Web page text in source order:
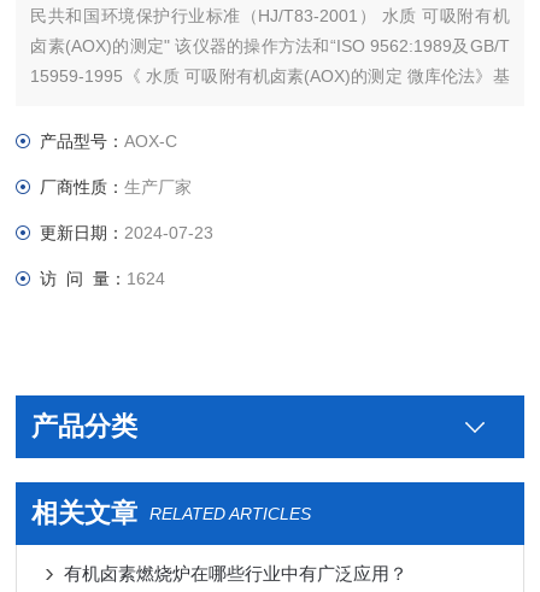
民共和国环境保护行业标准（HJ/T83-2001） 水质 可吸附有机
卤素(AOX)的测定" 该仪器的操作方法和“ISO 9562:1989及GB/T
15959-1995《 水质 可吸附有机卤素(AOX)的测定 微库伦法》基
的无机卤素离子
产品型号：AOX-C
厂商性质：生产厂家
更新日期： 2024-07-23
访 问 量： 1624
产品分类
相关文章 RELATED ARTICLES
有机卤素燃烧炉在哪些行业中有广泛应用？